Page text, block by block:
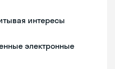
интересы
электронные